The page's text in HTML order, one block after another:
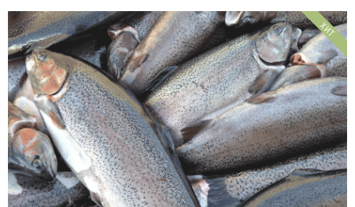
ХИТ